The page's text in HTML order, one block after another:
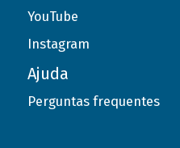
YouTube
Instagram
Ajuda
Perguntas frequentes